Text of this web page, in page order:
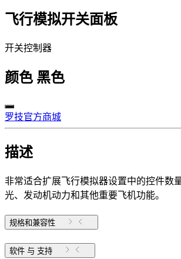
飞行模拟开关面板
开关控制器
颜色 黑色
罗技官方商城
描述
非常适合扩展飞行模拟器设置中的控件数
光、发动机动力和其他重要飞机功能。
规格和兼容性
软件 与 支持